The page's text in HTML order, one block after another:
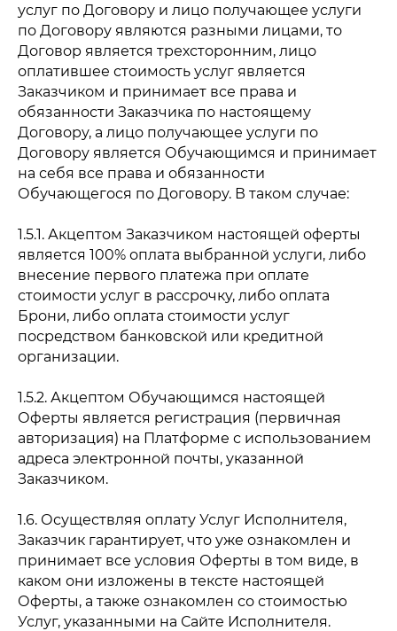
услуг по Договору и лицо получающее услуги
по Договору являются разными лицами, то
Договор является трехсторонним, лицо
оплатившее стоимость услуг является
Заказчиком и принимает все права и
обязанности Заказчика по настоящему
Договору, а лицо получающее услуги по
Договору является Обучающимся и принимает
на себя все права и обязанности
Обучающегося по Договору. В таком случае:
1.5.1. Акцептом Заказчиком настоящей оферты
является 100% оплата выбранной услуги, либо
внесение первого платежа при оплате
стоимости услуг в рассрочку, либо оплата
Брони, либо оплата стоимости услуг
посредством банковской или кредитной
организации.
1.5.2. Акцептом Обучающимся настоящей
Оферты является регистрация (первичная
авторизация) на Платформе с использованием
адреса электронной почты, указанной
Заказчиком.
1.6. Осуществляя оплату Услуг Исполнителя,
Заказчик гарантирует, что уже ознакомлен и
принимает все условия Оферты в том виде, в
каком они изложены в тексте настоящей
Оферты, а также ознакомлен со стоимостью
Услуг, указанными на Сайте Исполнителя.